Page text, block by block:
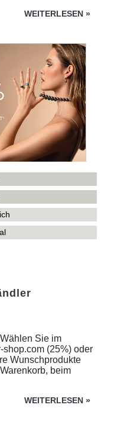
WEITERLESEN »
Sie im
(25%) oder
Wunschprodukte
beim
WEITERLESEN »